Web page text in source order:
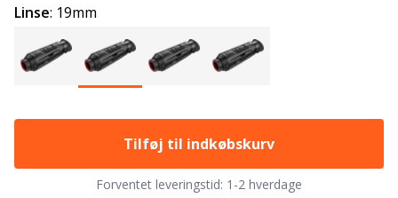
Linse: 19mm
Tilføj til indkøbskurv
Forventet leveringstid: 1-2 hverdage